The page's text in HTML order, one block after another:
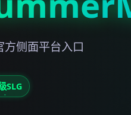
侧面平台入口
SLG